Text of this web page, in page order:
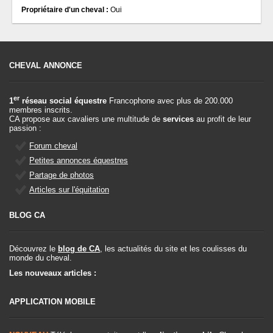
Propriétaire d'un cheval : Oui
CHEVAL ANNONCE
1er réseau social équestre Francophone avec plus de 200.000
membres inscrits.
CA propose aux cavaliers une multitude de services au profit de leur
passion :
Forum cheval
Petites annonces équestres
Partage de photos
Articles sur l'équitation
BLOG CA
Découvrez le blog de CA, les actualités du site et les coulisses du
monde du cheval.
Les nouveaux articles :
APPLICATION MOBILE